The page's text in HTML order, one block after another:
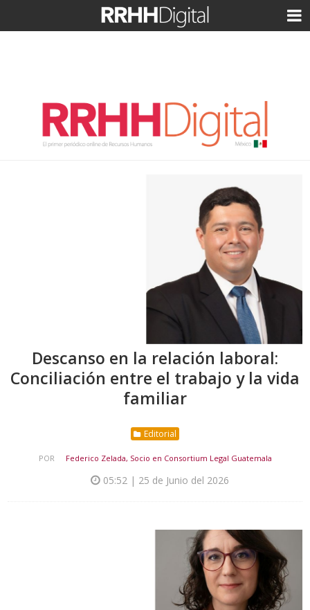
Descanso en la relación laboral:
Conciliación entre el trabajo y la vida
familiar
Editorial
POR Federico Zelada, Socio en Consortium Legal Guatemala
05:52 | 25 de Junio del 2026